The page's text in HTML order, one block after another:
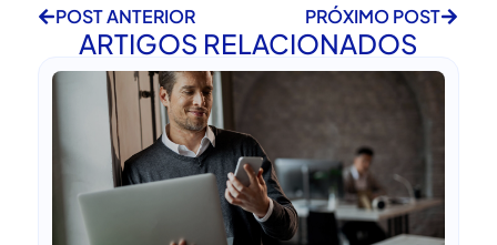
POST ANTERIOR
PRÓXIMO POST
ARTIGOS RELACIONADOS